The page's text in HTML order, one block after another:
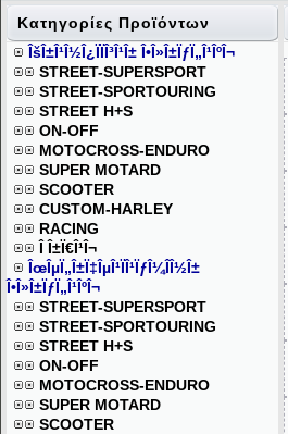
Κατηγορίες Προϊόντων
ÎšÎ±Î¹Î½Î¿ÏÏÎ³Î¹Î± Î•Î»Î±ÏƒÏ„Î¹ÎºÎ¬
STREET-SUPERSPORT
STREET-SPORTOURING
STREET H+S
ON-OFF
MOTOCROSS-ENDURO
SUPER MOTARD
SCOOTER
CUSTOM-HARLEY
RACING
Î Î±Ï€Î¹Î¬
ÎœÎµÏ„Î±Ï‡ÎµÎ¹ÏÎ¹ÏƒÎ¼Î­Î½Î±
Î•Î»Î±ÏƒÏ„Î¹ÎºÎ¬
STREET-SUPERSPORT
STREET-SPORTOURING
STREET H+S
ON-OFF
MOTOCROSS-ENDURO
SUPER MOTARD
SCOOTER